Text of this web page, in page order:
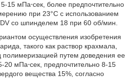
15 мПа⋅сек, более предпочтительно
при 23°C с использованием
со шпинделем 18 при 60 об/мин.
осуществления изобретения
такого как раствор крахмала,
полимеризацией путем доведения ее
20 мПа⋅сек, предпочтительно 8-15
вещества 15%, согласно